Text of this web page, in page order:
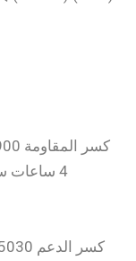
4 ساعات ستدفع السعر نحو المقاومة التالية